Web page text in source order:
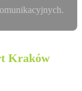
Kraków